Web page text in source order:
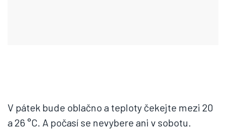
V pátek bude oblačno a teploty čekejte mezi 20
a 26 °C. A počasí se nevybere ani v sobotu.